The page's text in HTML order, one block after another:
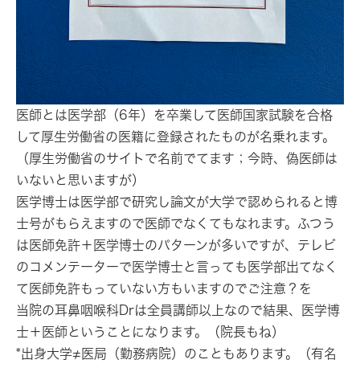
医師 とは医学部（6年）を卒業して医師国家試験を合格
して厚生労働省の医籍に登録されたものが名乗れます。
（厚生労働省のサイトで名前でてます；今時、偽医師は
いないと思いますが）
医学博士は医学部で研究し論文が大学で認められると博
士号がもらえますので医師でなくてもなれます。ふつう
は医師免許＋医学博士のパターンが多いですが、テレビ
のコメンテーターで医学博士と言っても医学部出てなく
て医師免許もっていない方もいますのでご注意？を
当院の耳鼻咽喉科Drは全員講師以上なので結果、医学博
士＋医師ということになります。（院長もね）
*出身大学≠医局（勤務病院）のこともあります。（有名